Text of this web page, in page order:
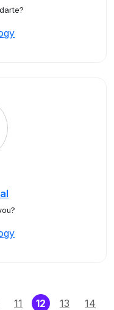
11 12 (current)
13
14